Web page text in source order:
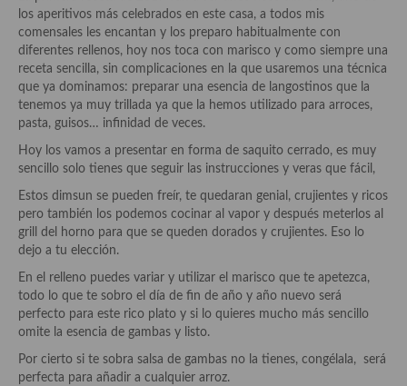
Historia de la gastronomía, platos celebres, cocineros, críticos,
historias culinarias y otras cosas
Origen y evolución de la comida
Protocolo y buenas maneras.
Ocio – restaurantes, bares, tabernas
Viajes eno-gastro-turísticos
En El Candelero
Las opiniones de la «Cocinera»
Prensa
Recetas
los aperitivos más celebrados en este casa, a todos mis
comensales les encantan y los preparo habitualmente con
diferentes rellenos, hoy nos toca con marisco y como siempre una
receta sencilla, sin complicaciones en la que usaremos una técnica
que ya dominamos: preparar una esencia de langostinos que la
tenemos ya muy trillada ya que la hemos utilizado para arroces,
pasta, guisos… infinidad de veces.
Hoy los vamos a presentar en forma de saquito cerrado, es muy
sencillo solo tienes que seguir las instrucciones y veras que fácil,
Estos dimsun se pueden freír, te quedaran genial, crujientes y ricos
pero también los podemos cocinar al vapor y después meterlos al
grill del horno para que se queden dorados y crujientes. Eso lo
dejo a tu elección.
En el relleno puedes variar y utilizar el marisco que te apetezca,
todo lo que te sobro el día de fin de año y año nuevo será
perfecto para este rico plato y si lo quieres mucho más sencillo
omite la esencia de gambas y listo.
Por cierto si te sobra salsa de gambas no la tienes, congélala, será
perfecta para añadir a cualquier arroz.